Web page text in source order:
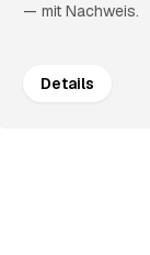
— mit Nachweis.
Details